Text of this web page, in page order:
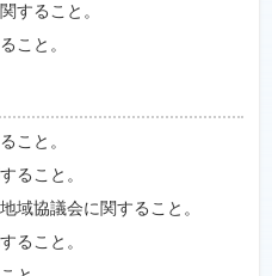
すること。
こと。
こと。
ること。
域協議会に関すること。
ること。